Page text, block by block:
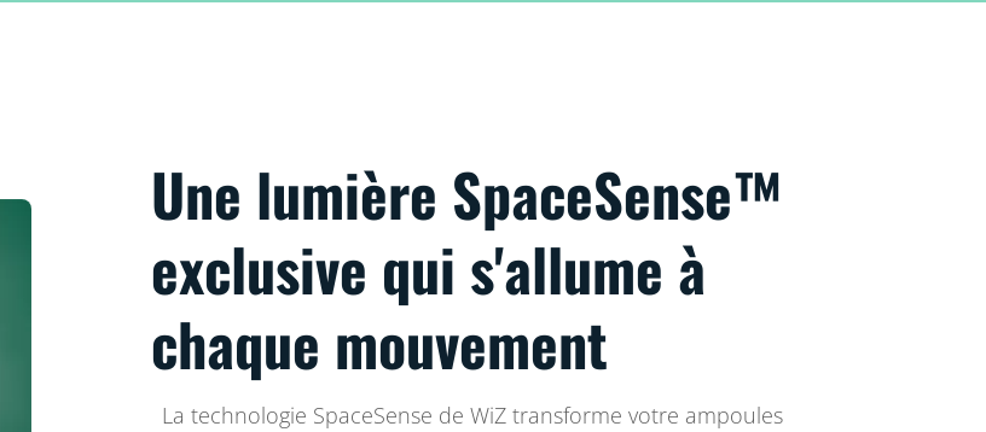
Une lumière SpaceSense™
exclusive qui s'allume à
chaque mouvement
La technologie SpaceSense de WiZ transforme votre ampoules